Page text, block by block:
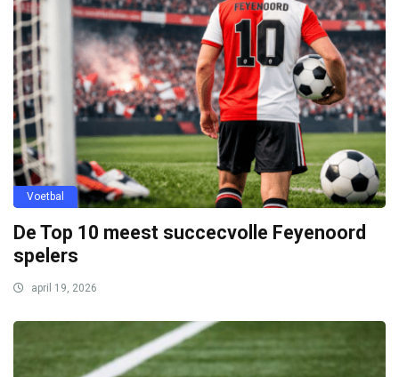
Voetbal
De Top 10 meest succecvolle Feyenoord
spelers
april 19, 2026